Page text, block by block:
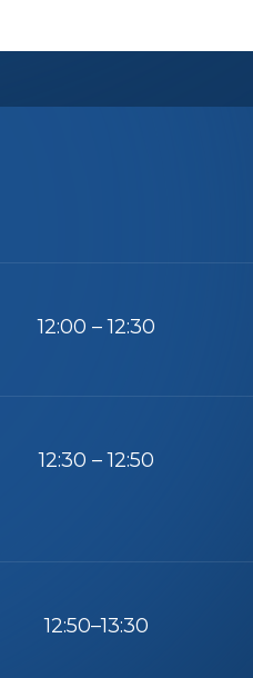
12:00 – 12:30
12:30 – 12:50
12:50–13:30